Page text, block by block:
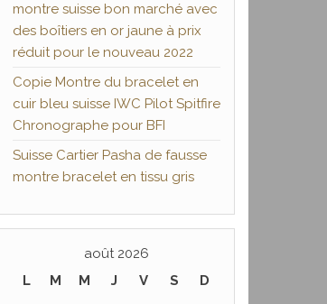
montre suisse bon marché avec
des boîtiers en or jaune à prix
réduit pour le nouveau 2022
Copie Montre du bracelet en
cuir bleu suisse IWC Pilot Spitfire
Chronographe pour BFI
Suisse Cartier Pasha de fausse
montre bracelet en tissu gris
août 2026
L
M M J V S
D